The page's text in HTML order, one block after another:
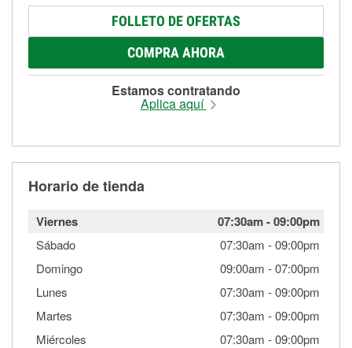
FOLLETO DE OFERTAS
COMPRA AHORA
Estamos contratando
Aplica aquí
Horario de tienda
Viernes 07:30am-09:00pm
Sábado 07:30am -09:00pm
Domingo
09:00am -07:00pm
Lunes
07:30am -09:00pm
Martes
07:30am -09:00pm
Miércoles
07:30am -09:00pm